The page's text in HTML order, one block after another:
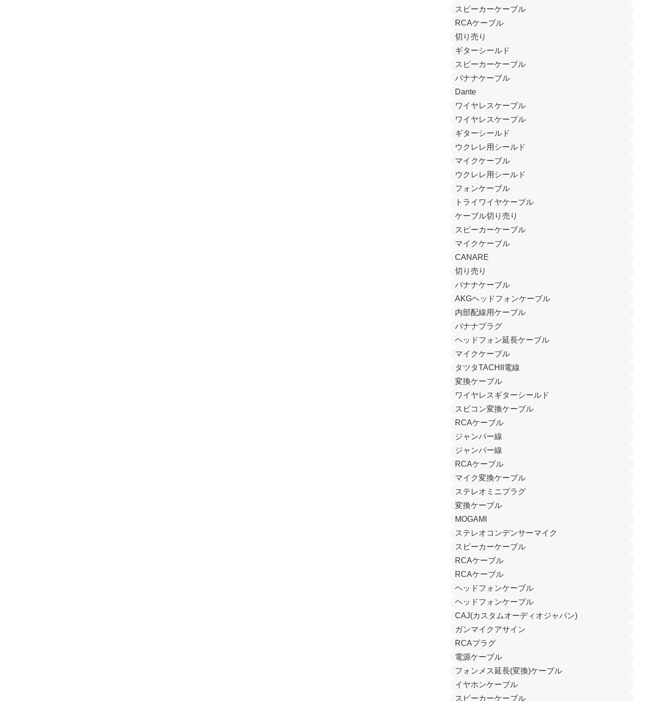
スピーカーケーブル
RCAケーブル
切り売り
ギターシールド
スピーカーケーブル
バナナケーブル
Dante
ワイヤレスケーブル
ワイヤレスケーブル
ギターシールド
ウクレレ用シールド
マイクケーブル
ウクレレ用シールド
フォンケーブル
トライワイヤケーブル
ケーブル切り売り
スピーカーケーブル
マイクケーブル
CANARE
切り売り
バナナケーブル
AKGヘッドフォンケーブル
内部配線用ケーブル
バナナプラグ
ヘッドフォン延長ケーブル
マイクケーブル
タツタTACHII電線
変換ケーブル
ワイヤレスギターシールド
スピコン変換ケーブル
RCAケーブル
ジャンパー線
ジャンパー線
RCAケーブル
マイク変換ケーブル
ステレオミニプラグ
変換ケーブル
MOGAMI
ステレオコンデンサーマイク
スピーカーケーブル
RCAケーブル
RCAケーブル
ヘッドフォンケーブル
ヘッドフォンケーブル
CAJ(カスタムオーディオジャパン)
ガンマイクアサイン
RCAプラグ
電源ケーブル
フォンメス延長(変換)ケーブル
イヤホンケーブル
スピーカーケーブル